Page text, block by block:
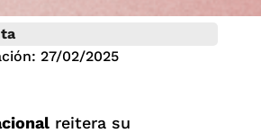
27/02/2025
reitera su